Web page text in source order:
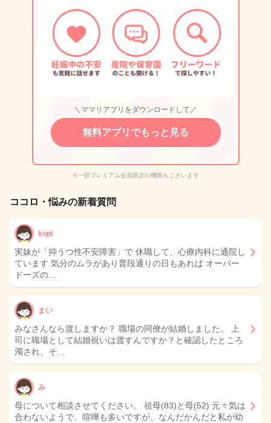
＼ママリアプリをダウンロードして／
無料アプリでもっと見る
※一部プレミアム会員限定の機能もございます
ココロ・悩みの新着質問
kopi
実妹が「抑うつ性不安障害」で 休職して、心療内科に通院し
ています 気分のムラがあり普段通りの日もあれば オーバー
ドーズの…
まい
みなさんなら渡しますか？ 職場の同僚が結婚しました。 上
司に職場として結婚祝いは渡すんですか？と確認したところ
濁され、そ…
み
母について相談させてください。 祖母(83)と母(52) 元々気は
合わないようで、喧嘩も多いですが、なんだかんだと私が幼